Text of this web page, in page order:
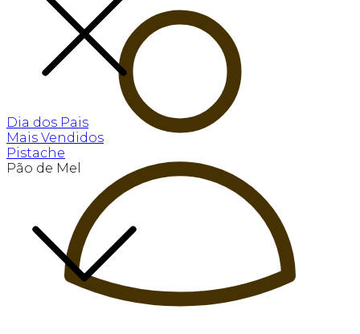
Dia dos Pais
Mais Vendidos
Pistache
Pão de Mel